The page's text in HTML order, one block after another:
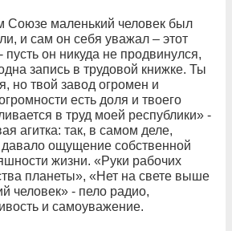
Союзе маленький человек был
и сам он себя уважал – этот
пусть он никуда не продвинулся,
запись в трудовой книжке. Ты
но твой завод огромен и
есть доля и твоего
в труд моей республики» -
агитка: так, в самом деле,
давало ощущение собственной
жизни. «Руки рабочих
планеты», «Нет на свете выше
человек» - пело радио,
и самоуважение.